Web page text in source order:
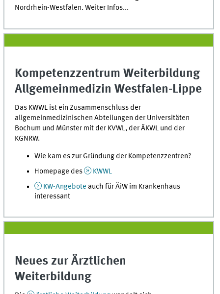
Nordrhein-Westfalen. Weiter Infos...
Kompetenzzentrum Weiterbildung
Allgemeinmedizin Westfalen-Lippe
Das KWWL ist ein Zusammenschluss der
allgemeinmedizinischen Abteilungen der Universitäten
Bochum und Münster mit der KVWL, der ÄKWL und der
KGNRW.
Wie kam es zur Gründung der Kompetenzzentren?
Homepage des
KWWL
KW-Angebote auch für ÄiW im Krankenhaus
interessant
Neues zur Ärztlichen
Weiterbildung